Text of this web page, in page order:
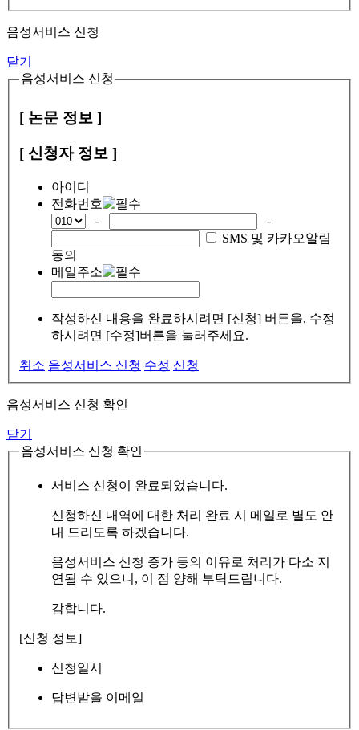
음성서비스 신청
닫기
음성서비스 신청
[ 논문 정보 ]
[ 신청자 정보 ]
아이디
전화번호
-
-
SMS 및 카카오알림
동의
메일주소
작성하신 내용을 완료하시려면 [신청] 버튼을, 수정
하시려면 [수정]버튼을 눌러주세요.
취소 음성서비스 신청 수정 신청
음성서비스 신청 확인
닫기
음성서비스 신청 확인
서비스 신청이 완료되었습니다.
신청하신 내역에 대한 처리 완료 시 메일로 별도 안
내 드리도록 하겠습니다.
음성서비스 신청 증가 등의 이유로 처리가 다소 지
연될 수 있으니, 이 점 양해 부탁드립니다.
감합니다.
[신청 정보]
신청일시
답변받을 이메일